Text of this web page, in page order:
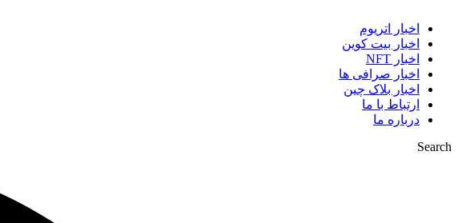
اخبار اتریوم
اخبار بیت کوین
اخبار NFT
اخبار صرافی ها
اخبار بلاک چین
ارتباط با ما
درباره ما
Search